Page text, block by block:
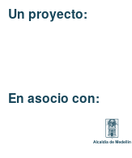
Un proyecto:
En asocio con: